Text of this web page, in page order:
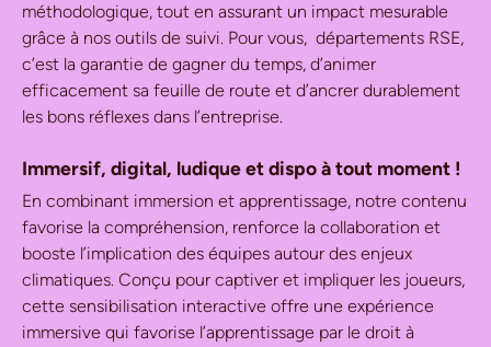
méthodologique, tout en assurant un impact mesurable
grâce à nos outils de suivi. Pour vous, départements RSE,
c’est la garantie de gagner du temps, d’animer
efficacement sa feuille de route et d’ancrer durablement
les bons réflexes dans l’entreprise.
Immersif, digital, ludique et dispo à tout moment !
En combinant immersion et apprentissage, notre contenu
favorise la compréhension, renforce la collaboration et
booste l’implication des équipes autour des enjeux
climatiques. Conçu pour captiver et impliquer les joueurs,
cette sensibilisation interactive offre une expérience
immersive qui favorise l’apprentissage par le droit à